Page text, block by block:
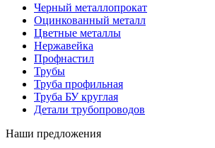
Черный металлопрокат
Оцинкованный металл
Цветные металлы
Нержавейка
Профнастил
Трубы
Труба профильная
Труба БУ круглая
Детали трубопроводов
Наши предложения